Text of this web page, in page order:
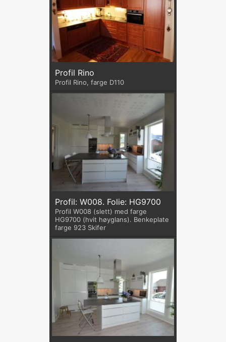
Profil Rino
Profil Rino, farge D110
Profil: W008. Folie: HG9700
Profil W008 (slett) med farge
HG9700 (hvit høyglans). Benkeplate
farge 923 Skifer